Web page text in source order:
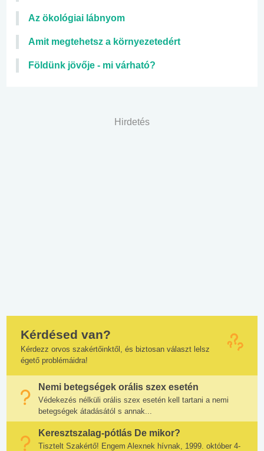
Az ökológiai lábnyom
Amit megtehetsz a környezetedért
Földünk jövője - mi várható?
Hirdetés
Kérdésed van?
Kérdezz orvos szakértőinktől, és biztosan választ lelsz
égető problémáidra!
Nemi betegségek orális szex esetén
Védekezés nélküli orális szex esetén kell tartani a nemi
betegségek átadásától s annak...
Keresztszalag-pótlás De mikor?
Tisztelt Szakértő! Engem Alexnek hívnak, 1999. október 4-